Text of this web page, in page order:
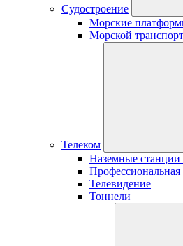
Судостроение
Морские
Морской транспорт
Телеком
Наземные станции
Профессиональная
Телевидение
Тоннели